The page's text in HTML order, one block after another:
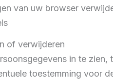
van uw browser
of verwijderen
in te
toestemming voor